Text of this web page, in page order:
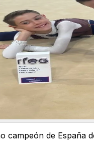
campeón de España